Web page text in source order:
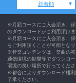
新着順
※月額コースにご入会頂き、
のダウンロードがご利用頂けま
※月額コースにご入会頂き、
をご利用頂くことが可能となり
※音楽コンテンツは、楽曲の初
通信環境の影響等でダウンロ
環境の良い場所で行ってくださ
※都合によりダウンロード権
了承ください。